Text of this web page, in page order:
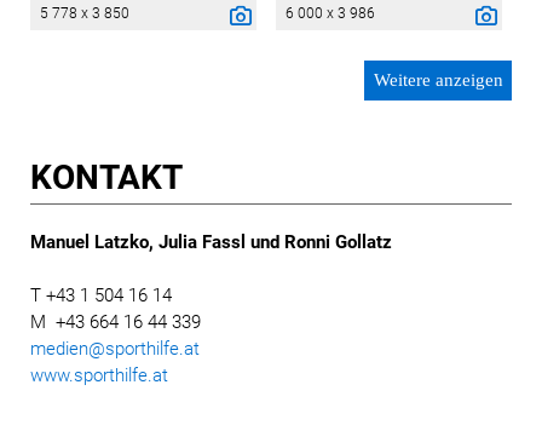
5 778 x 3 850 6 000 x 3 986
Weitere anzeigen
KONTAKT
Manuel Latzko, Julia Fassl und Ronni Gollatz
T +43 1 504 16 14
M +43 664 16 44 339
medien@sporthilfe.at
www.sporthilfe.at